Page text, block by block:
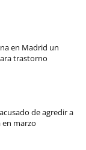
en Madrid un
trastorno
de agredir a
en marzo